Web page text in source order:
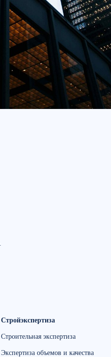
Стройэкспертиза
Строительная экспертиза
Экспертиза объемов и качества